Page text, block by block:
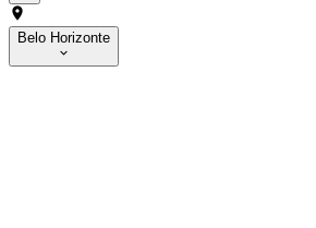
Belo Horizonte